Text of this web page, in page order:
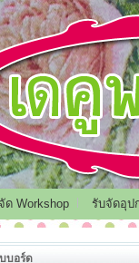
จัด Workshop รับจัดอุป
บบอร์ด